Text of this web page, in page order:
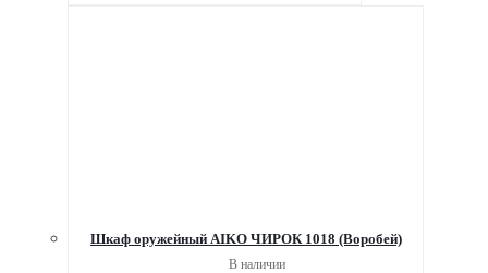
Шкаф оружейный AIKO ЧИРОК 1018 (Воробей)
В наличии